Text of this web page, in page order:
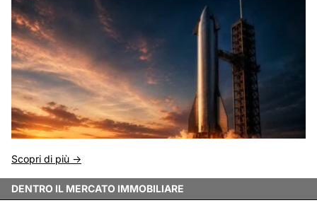
Scopri di più ->
DENTRO IL MERCATO IMMOBILIARE